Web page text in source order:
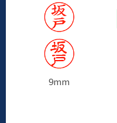
9mm